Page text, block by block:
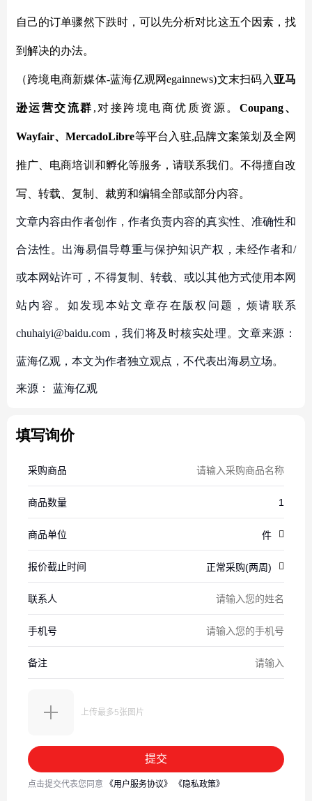
自己的订单骤然下跌时，可以先分析对比这五个因素，找
到解决的办法。
（跨境电商新媒体-蓝海亿观网egainnews)文末扫码入 亚马
逊运营交流群 ,对接跨境电商优质资源。 Coupang、
Wayfair、MercadoLibre等平台入驻,品牌文案策划及全网
推广、电商培训和孵化等服务，请联系我们。不得擅自改
写、转载、复制、裁剪和编辑全部或部分内容。
文章内容由作者创作，作者负责内容的真实性、准确性和
合法性。出海易倡导尊重与保护知识产权，未经作者和/
或本网站许可，不得复制、转载、或以其他方式使用本网
站内容。如发现本站文章存在版权问题，烦请联系
chuhaiyi@baidu.com，我们将及时核实处理。文章来源：
蓝海亿观，本文为作者独立观点，不代表出海易立场。
来源： 蓝海亿观
填写询价